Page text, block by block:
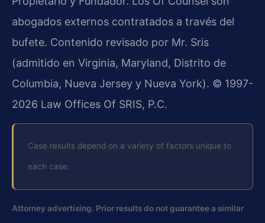
abogados externos contratados a través del
bufete. Contenido revisado por Mr. Sris
(admitido en Virginia, Maryland, Distrito de
Columbia, Nueva Jersey y Nueva York). © 1997-
2026 Law Offices Of SRIS, P.C.
Case results depend on a variety of factors unique to
each case.
Attorney advertising. Prior results do not guarantee a similar